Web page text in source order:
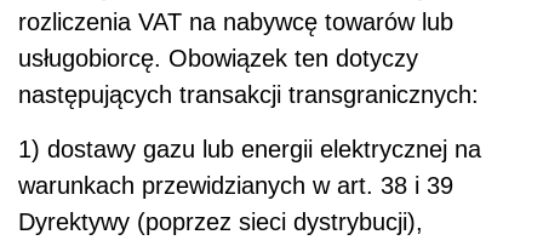
rozliczenia VAT na nabywcę towarów lub
usługobiorcę. Obowiązek ten dotyczy
następujących transakcji transgranicznych:
1) dostawy gazu lub energii elektrycznej na
warunkach przewidzianych w art. 38 i 39
Dyrektywy (poprzez sieci dystrybucji),